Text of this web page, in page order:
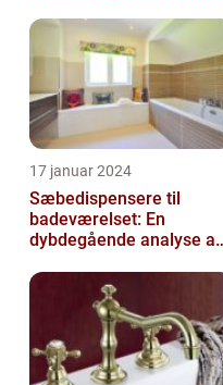
17 januar 2024
Sæbedispensere til
badeværelset: En
dybdegående analyse af
dit hjem